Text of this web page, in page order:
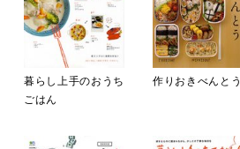
暮らし上手のおうち
ごはん
作りおきべんとう